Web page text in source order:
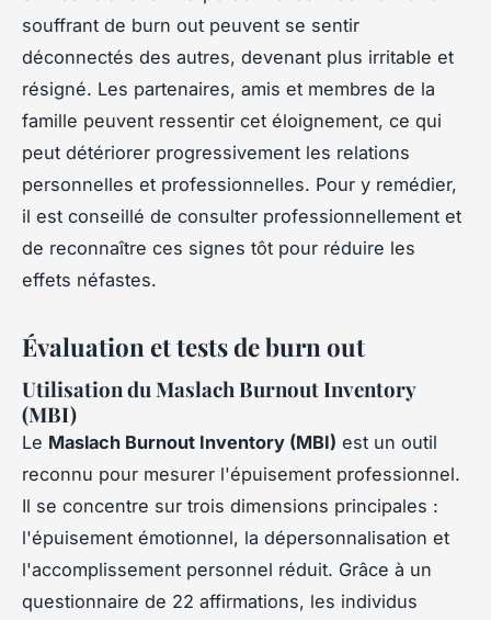
souffrant de burn out peuvent se sentir
déconnectés des autres, devenant plus irritable et
résigné. Les partenaires, amis et membres de la
famille peuvent ressentir cet éloignement, ce qui
peut détériorer progressivement les relations
personnelles et professionnelles. Pour y remédier,
il est conseillé de consulter professionnellement et
de reconnaître ces signes tôt pour réduire les
effets néfastes.
Évaluation et tests de burn out
Utilisation du Maslach Burnout Inventory
(MBI)
Le Maslach Burnout Inventory (MBI) est un outil
reconnu pour mesurer l'épuisement professionnel.
Il se concentre sur trois dimensions principales :
l'épuisement émotionnel, la dépersonnalisation et
l'accomplissement personnel réduit. Grâce à un
questionnaire de 22 affirmations, les individus